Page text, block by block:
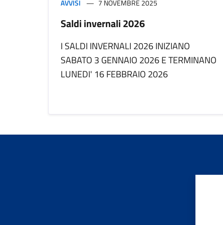
AVVISI 7 NOVEMBRE 2025
Saldi invernali 2026
I SALDI INVERNALI 2026 INIZIANO
SABATO 3 GENNAIO 2026 E TERMINANO
LUNEDI' 16 FEBBRAIO 2026